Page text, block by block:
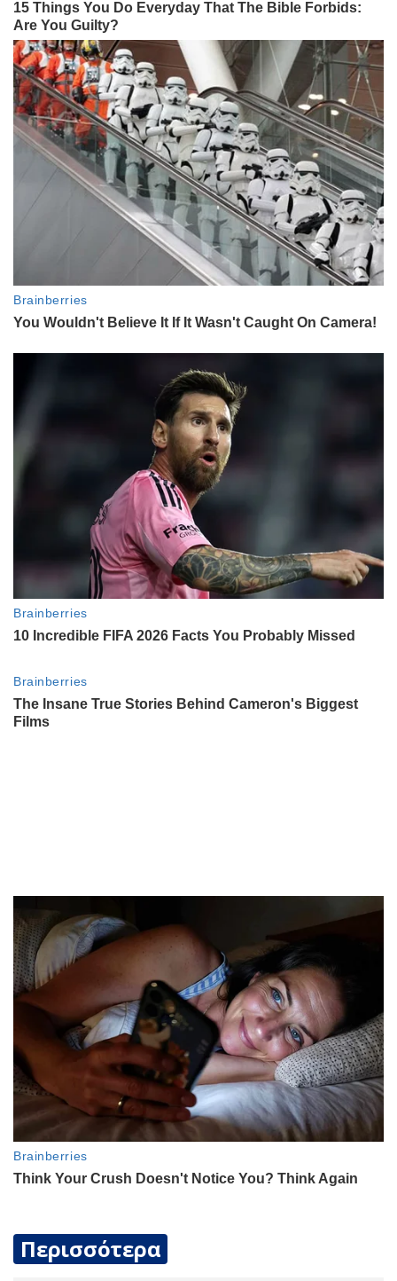
Περισσότερα